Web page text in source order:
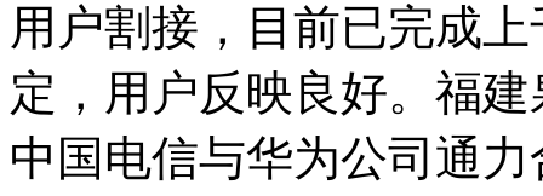
用户割接，目前已完成
定，用户反映良好。福
中国电信与华为公司通